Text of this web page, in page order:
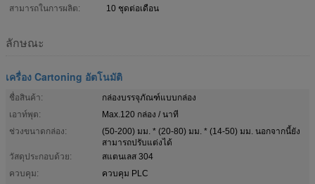
สามารถในการผลิต:
10 ชุดต่อเดือน
ลักษณะ
เครื่อง Cartoning อัตโนมัติ
ชื่อสินค้า:
กล่องบรรจุภัณฑ์แบบกล่อง
เอาท์พุต:
Max.120 กล่อง / นาที
ช่วงขนาดกล่อง:
(50-200) มม. * (20-80) มม. * (14-50) มม. นอกจากนี้ยัง
สามารถปรับแต่งได้
วัสดุประกอบด้วย:
สแตนเลส 304
ควบคุม:
ควบคุม PLC